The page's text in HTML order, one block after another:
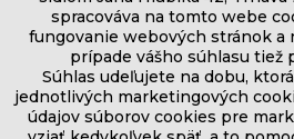
spracováva na tomto webe
fungovanie webových stránok a
prípade vášho súhlasu tiež
Súhlas udeľujete na dobu,
jednotlivých marketingových
údajov súborov cookies pre